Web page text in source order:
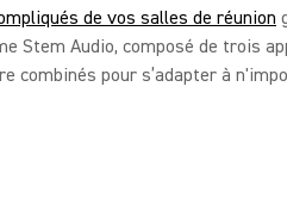
de vos salles de réunion
Stem Audio, composé de trois
combinés pour s’adapter à